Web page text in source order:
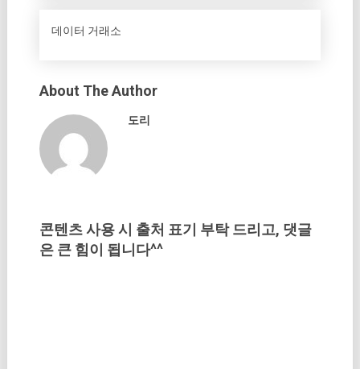
데이터 거래소
About The Author
도리
콘텐츠 사용 시 출처 표기 부탁 드리고, 댓글
은 큰 힘이 됩니다^^